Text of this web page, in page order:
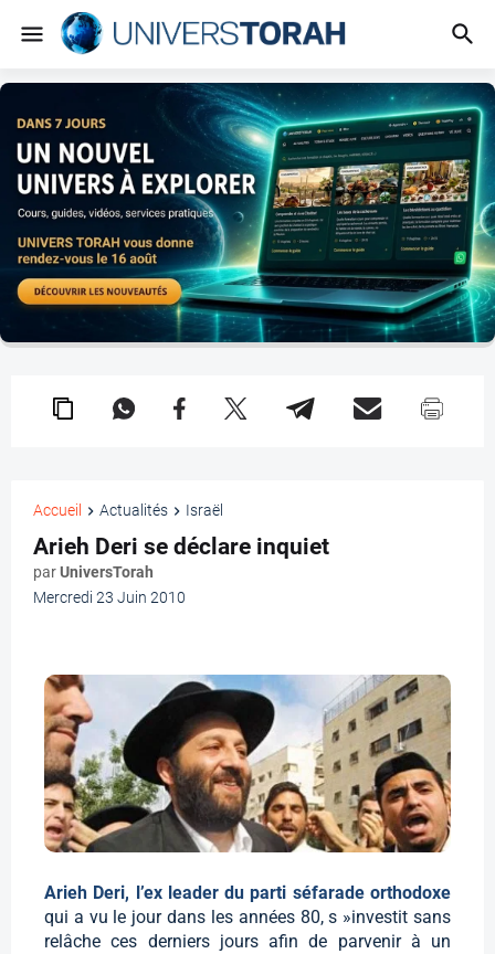
Accueil Actualités Israël
Arieh Deri se déclare inquiet
parUniversTorah
Mercredi 23 Juin 2010
Arieh Deri, l’ex leader du parti séfarade orthodoxe
qui a vu le jour dans les années 80, s »investit sans
relâche ces derniers jours afin de parvenir à un